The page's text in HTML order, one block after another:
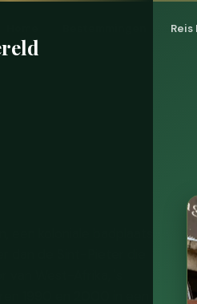
Reis
koloniale badplaats
dan de Sint-Pieter die
West-Afrika, 's
1990 en 2000 in een